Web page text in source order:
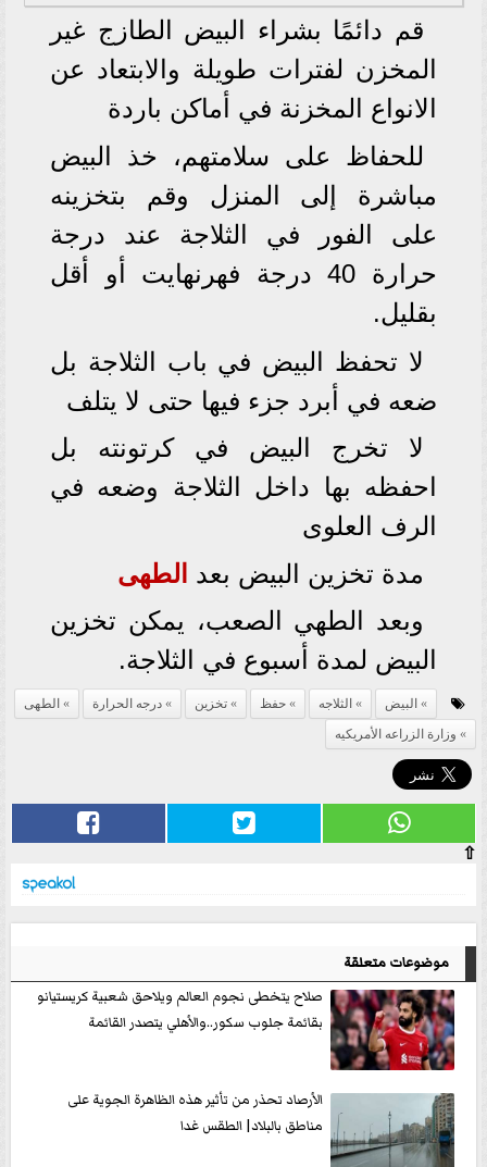
قم دائمًا بشراء البيض الطازج غير
المخزن لفترات طويلة والابتعاد عن
الانواع المخزنة في أماكن باردة
للحفاظ على سلامتهم، خذ البيض
مباشرة إلى المنزل وقم بتخزينه
على الفور في الثلاجة عند درجة
حرارة 40 درجة فهرنهايت أو أقل
بقليل.
لا تحفظ البيض في باب الثلاجة بل
ضعه في أبرد جزء فيها حتى لا يتلف
لا تخرج البيض في كرتونته بل
احفظه بها داخل الثلاجة وضعه في
الرف العلوى
مدة تخزين البيض بعد الطهى
وبعد الطهي الصعب، يمكن تخزين
البيض لمدة أسبوع في الثلاجة.
البيض الثلاجه حفظ تخزين درجه الحرارة
الطهى
وزارة الزراعه الأمريكيه
⇧
موضوعات متعلقة
صلاح يتخطى نجوم العالم ويلاحق شعبية كريستيانو
بقائمة جلوب سكور..والأهلي يتصدر القائمة
الأرصاد تحذر من تأثير هذه الظاهرة الجوية على
مناطق بالبلاد| الطقس غدا